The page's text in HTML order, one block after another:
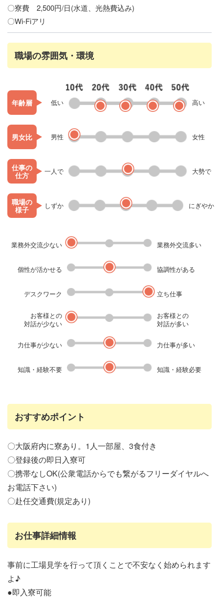
〇寮費 2,500円/日(水道、光熱費込み)
〇Wi-Fiアリ
職場の雰囲気・環境
年齢層 低い 高い
男女比 男性 女性
仕事の
仕方
一人で 大勢で
職場の
様子
しずか にぎやか
業務外交流少ない 業務外交流多い
個性が活かせる 協調性がある
デスクワーク 立ち仕事
お客様との
対話が少ない
お客様との
対話が多い
力仕事が少ない 力仕事が多い
知識・経験不要 知識・経験必要
おすすめポイント
〇大阪府内に寮あり。1人一部屋、3食付き
〇登録後の即日入寮可
〇携帯なしOK(公衆電話からでも繋がるフリーダイヤルへ
お電話下さい)
〇赴任交通費(規定あり)
お仕事詳細情報
事前に工場見学を行って頂くことで不安なく始められます
よ♪
●即入寮可能